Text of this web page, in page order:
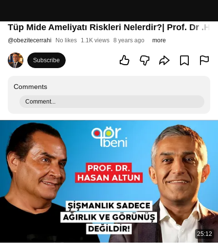
Tüp Mide Ameliyatı Riskleri Nelerdir?| Prof. Dr
@obezitecerrahi No likes 1.1K views 8 years ago more
Subscribe
Comments
Comment...
25:12